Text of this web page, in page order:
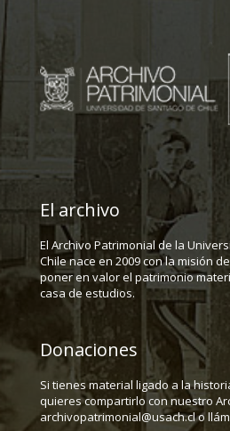
El archivo
El Archivo Patrimonial de la
Chile nace en 2009 con la misión
poner en valor el patrimonio
casa de estudios.
Donaciones
Si tienes material ligado a la
quieres compartirlo con nuestro
archivopatrimonial@usach.cl o